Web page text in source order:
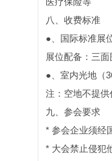
八、收费标准
●、国际标准展
展位配备：三
●、室内光地（
注：空地不提供
九、参会要求
* 参会企业须经
* 大会禁止侵犯